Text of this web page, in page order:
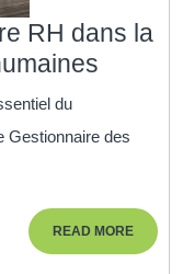
RH dans la
clé
RH
dans
du
Gestionnaire des
READ MOREREAD
MORE